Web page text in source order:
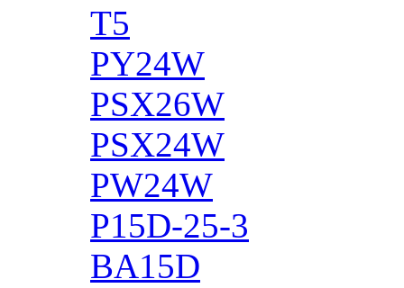
T5
PY24W
PSX26W
PSX24W
PW24W
P15D-25-3
BA15D